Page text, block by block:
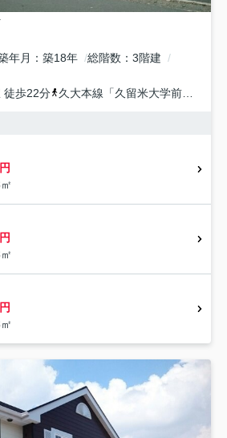
年月 築18年 総階数
3階建
徒歩22分 久大本線 「久留米大学前